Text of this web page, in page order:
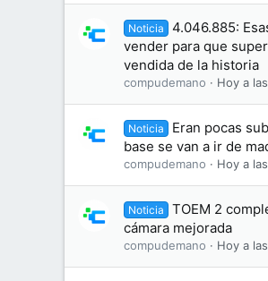
Noticia
4.046.885:
vender para que
vendida de la historia
compudemano Hoy a
Noticia
Eran pocas
base se van a ir de
compudemano Hoy a
Noticia
TOEM 2
cámara mejorada
compudemano Hoy a